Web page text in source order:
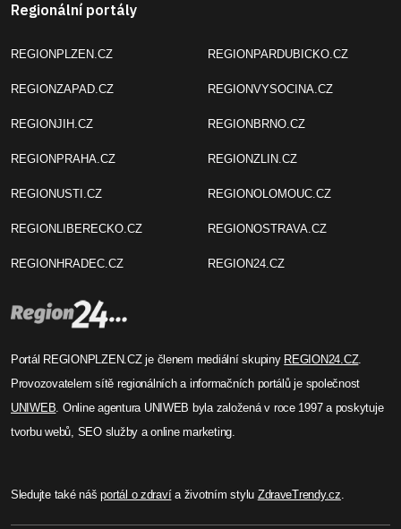
Regionální portály
REGIONPLZEN.CZ
REGIONZAPAD.CZ
REGIONJIH.CZ
REGIONPRAHA.CZ
REGIONUSTI.CZ
REGIONLIBERECKO.CZ
REGIONHRADEC.CZ
REGIONPARDUBICKO.CZ
REGIONVYSOCINA.CZ
REGIONBRNO.CZ
REGIONZLIN.CZ
REGIONOLOMOUC.CZ
REGIONOSTRAVA.CZ
REGION24.CZ
Portál REGIONPLZEN.CZ je členem mediální skupiny REGION24.CZ.
Provozovatelem sítě regionálních a informačních portálů je společnost
UNIWEB. Online agentura UNIWEB byla založená v roce 1997 a poskytuje
tvorbu webů, SEO služby a online marketing.
Sledujte také nášportál o zdravía životním stylu ZdraveTrendy.cz.